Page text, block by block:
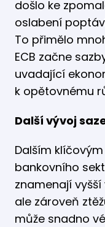
došlo ke
oslabení
To přimělo
ECB začne
uvadající
k opětovnému
Další vývoj
Dalším
bankovního
znamenají
ale zároveň
může snadno